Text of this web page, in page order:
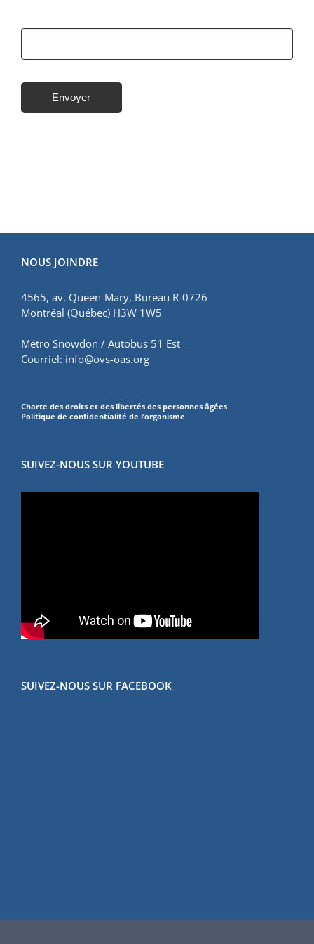
Envoyer
NOUS JOINDRE
4565, av. Queen-Mary, Bureau R-0726
Montréal (Québec) H3W 1W5
Métro Snowdon / Autobus 51 Est
Courriel: info@ovs-oas.org
Charte des droits et des libertés des personnes âgées
Politique de confidentialité de l’organisme
SUIVEZ-NOUS SUR YOUTUBE
SUIVEZ-NOUS SUR FACEBOOK